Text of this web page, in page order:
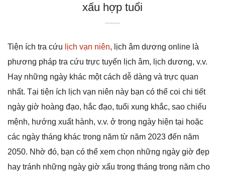
xấu hợp tuổi
Tiện ích tra cứu lịch vạn niên, lịch âm dương online là
phương pháp tra cứu trực tuyến lịch âm, lịch dương, v.v.
Hay những ngày khác một cách dễ dàng và trực quan
nhất. Tại tiện ích lịch vạn niên này bạn có thể coi chi tiết
ngày giờ hoàng đạo, hắc đạo, tuổi xung khắc, sao chiếu
mệnh, hướng xuất hành, v.v. ở trong ngày hiện tại hoặc
các ngày tháng khác trong năm từ năm 2023 đến năm
2050. Nhờ đó, bạn có thể xem chọn những ngày giờ đẹp
hay tránh những ngày giờ xấu trong tháng trong năm cho